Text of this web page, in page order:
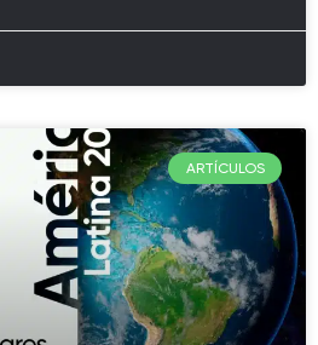
ARTÍCULOS